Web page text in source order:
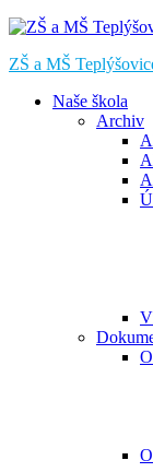
ZŠ a MŠ
Naše škola
Archiv